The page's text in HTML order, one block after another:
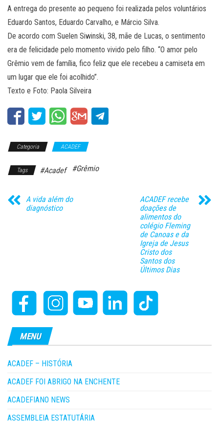
A entrega do presente ao pequeno foi realizada pelos voluntários
Eduardo Santos, Eduardo Carvalho, e Márcio Silva.
De acordo com Suelen Siwinski, 38, mãe de Lucas, o sentimento
era de felicidade pelo momento vivido pelo filho. “O amor pelo
Grêmio vem de família, fico feliz que ele recebeu a camiseta em
um lugar que ele foi acolhido”.
Texto e Foto: Paola Silveira
Categoria ACADEF
Tags #Acadef #Grêmio
A vida além do
diagnóstico
ACADEF recebe
doações de
alimentos do
colégio Fleming
de Canoas e da
Igreja de Jesus
Cristo dos
Santos dos
Últimos Dias
MENU
ACADEF – HISTÓRIA
ACADEF FOI ABRIGO NA ENCHENTE
ACADEFIANO NEWS
ASSEMBLEIA ESTATUTÁRIA